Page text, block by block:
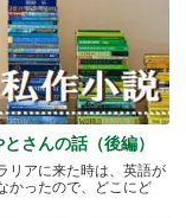
さんの話（後編）
リアに来た時は、英語が
かったので、どこにど